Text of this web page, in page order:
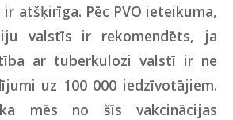
atšķirīga. Pēc PVO ieteikuma,
valstīs ir rekomendēts, ja
ar tuberkulozi valstī ir ne
uz 100 000 iedzīvotājiem.
mēs no šīs vakcinācijas